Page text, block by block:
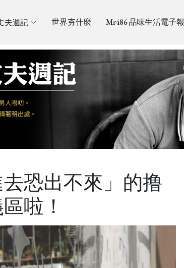
夫週記 世界夯什麼 Mr486 品味生活電子報
恐出不來」的撸
啦！